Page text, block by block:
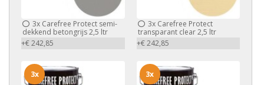
3x Carefree Protect semi-
dekkend betongrijs 2,5 ltr
+€ 242,85
3xCarefree Protect
transparant clear 2,5 ltr
+€ 242,85
3x 3x